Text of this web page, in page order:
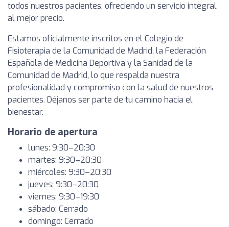
todos nuestros pacientes, ofreciendo un servicio integral
al mejor precio.
Estamos oficialmente inscritos en el Colegio de
Fisioterapia de la Comunidad de Madrid, la Federación
Española de Medicina Deportiva y la Sanidad de la
Comunidad de Madrid, lo que respalda nuestra
profesionalidad y compromiso con la salud de nuestros
pacientes. Déjanos ser parte de tu camino hacia el
bienestar.
Horario de apertura
lunes: 9:30–20:30
martes: 9:30–20:30
miércoles: 9:30–20:30
jueves: 9:30–20:30
viernes: 9:30–19:30
sábado: Cerrado
domingo: Cerrado